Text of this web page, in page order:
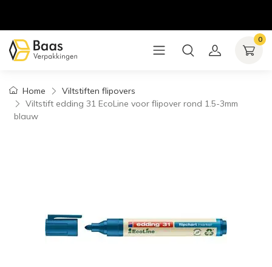
0
Home
Viltstiften flipovers
Viltstift edding 31 EcoLine voor flipover rond 1.5-3mm
blauw